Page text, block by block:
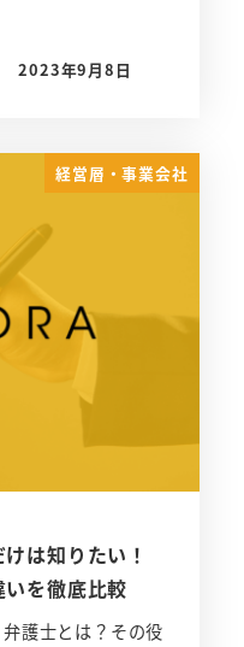
2023年9月8日
経営層・事業会社
は知りたい！
を徹底比較
護士とは？その役